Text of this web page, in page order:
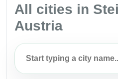
All cities in
Austria